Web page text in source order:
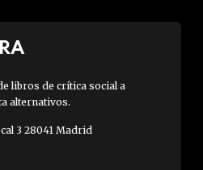
libros de crítica social a
alternativos.
3 28041 Madrid